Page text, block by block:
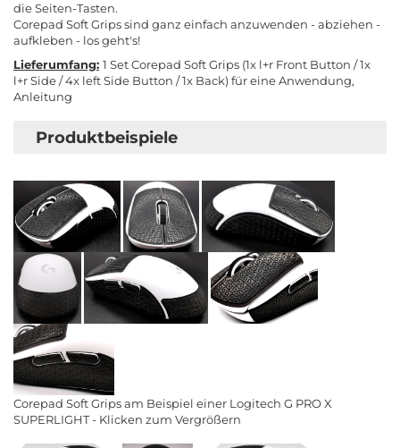
die Seiten-Tasten.
Corepad Soft Grips sind ganz einfach anzuwenden - abziehen -
aufkleben - los geht's!
Lieferumfang: 1 Set Corepad Soft Grips (1x l+r Front Button / 1x
l+r Side / 4x left Side Button / 1x Back) für eine Anwendung,
Anleitung
Produktbeispiele
Corepad Soft Grips am Beispiel einer Logitech G PRO X
SUPERLIGHT - Klicken zum Vergrößern